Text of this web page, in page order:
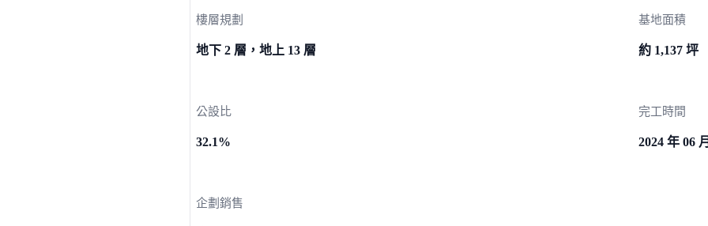
樓層規劃
地下 2 層，地上 13 層
基地面積
約 1,137 坪
公設比
32.1%
完工時間
2024 年 06 月
企劃銷售